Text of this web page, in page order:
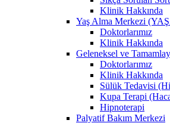
Klinik Hakkında
Yaş Alma Merkezi
Doktorlarımız
Klinik Hakkında
Geleneksel ve
Doktorlarımız
Klinik Hakkında
Sülük Tedavisi
Kupa Terapi
Hipnoterapi
Palyatif Bakım Merkezi